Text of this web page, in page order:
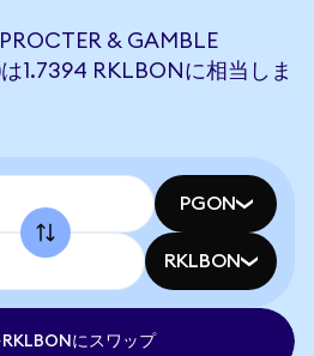
& GAMBLE
1.7394 RKLBONに相当しま
PGON
RKLBON
にスワップ